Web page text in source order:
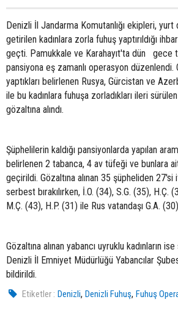
Denizli İl Jandarma Komutanlığı ekipleri, yurt
getirilen kadınlara zorla fuhuş yaptırıldığı
geçti. Pamukkale ve Karahayıt'ta dün gece
pansiyona eş zamanlı operasyon düzenlendi.
yaptıkları belirlenen Rusya, Gürcistan ve
ile bu kadınlara fuhuşa zorladıkları ileri
gözaltına alındı.
Şüphelilerin kaldığı pansiyonlarda yapılan
belirlenen 2 tabanca, 4 av tüfeği ve bunlara
geçirildi. Gözaltına alınan 35 şüpheliden 27'si
serbest bırakılırken, İ.O. (34), S.G. (35), H.Ç.
M.Ç. (43), H.P. (31) ile Rus vatandaşı G.A.
Gözaltına alınan yabancı uyruklu kadınların
Denizli İl Emniyet Müdürlüğü Yabancılar
bildirildi.
Etiketler : Denizli,Denizli Fuhuş,Fuhuş